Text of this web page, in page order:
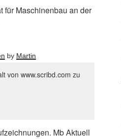
für Maschinenbau an der
by Martin
von www.scribd.com zu
Mb Aktuell